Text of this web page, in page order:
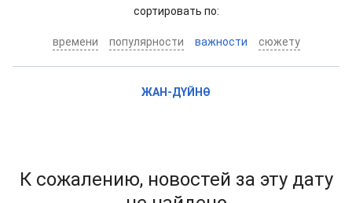
cортировать по:
времени популярности важности сюжету
ЖАН-ДҮЙНӨ
К сожалению, новостей за эту дату